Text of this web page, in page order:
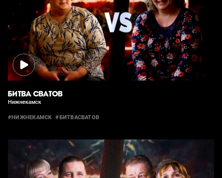
БИТВА СВАТОВ
Нижнекамск
#НИЖНЕКАМСК #БИТВАСВАТОВ